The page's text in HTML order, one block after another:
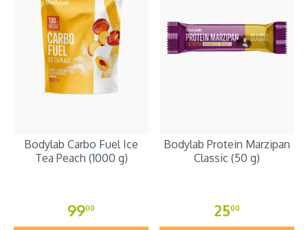
Bodylab Carbo Fuel Ice
Tea Peach (1000 g)
9900
Bodylab Protein Marzipan
Classic (50 g)
2500